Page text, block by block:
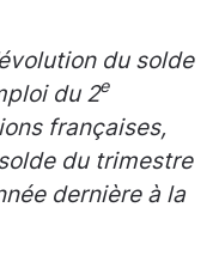
du solde
du 2e
françaises,
du trimestre
dernière à la